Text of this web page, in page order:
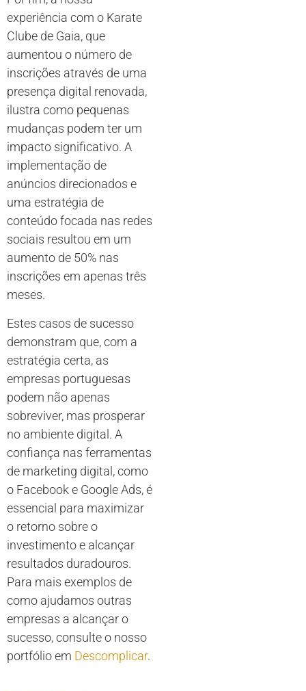
experiência com o Karate
Clube de Gaia, que
aumentou o número de
inscrições através de uma
presença digital renovada,
ilustra como pequenas
mudanças podem ter um
impacto significativo. A
implementação de
anúncios direcionados e
uma estratégia de
conteúdo focada nas redes
sociais resultou em um
aumento de 50% nas
inscrições em apenas três
meses.
Estes casos de sucesso
demonstram que, com a
estratégia certa, as
empresas portuguesas
podem não apenas
sobreviver, mas prosperar
no ambiente digital. A
confiança nas ferramentas
de marketing digital, como
o Facebook e Google Ads, é
essencial para maximizar
o retorno sobre o
investimento e alcançar
resultados duradouros.
Para mais exemplos de
como ajudamos outras
empresas a alcançar o
sucesso, consulte o nosso
portfólio em Descomplicar.